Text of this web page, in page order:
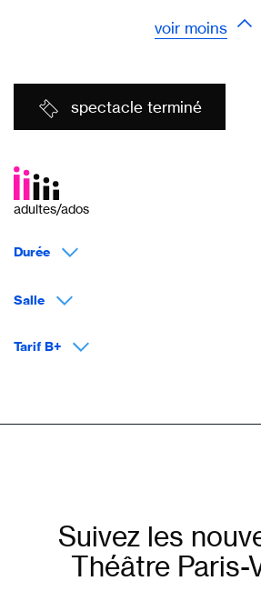
voir moins
spectacle terminé
adultes/ados
Durée
Salle
Tarif B+
Suivez les
Théâtre Paris-